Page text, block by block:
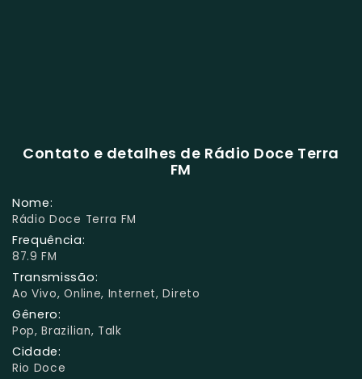
Contato e detalhes de Rádio Doce Terra
FM
Nome:
Rádio Doce Terra FM
Frequência:
87.9 FM
Transmissão:
Ao Vivo, Online, Internet, Direto
Gênero:
Pop, Brazilian, Talk
Cidade:
Rio Doce